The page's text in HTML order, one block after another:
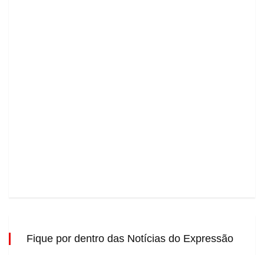
Fique por dentro das Notícias do Expressão